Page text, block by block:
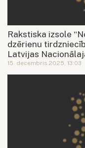
Rakstiska izsole
dzērienu
Latvijas
15. decembris 2025, 13:03